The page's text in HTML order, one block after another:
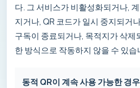
다. 그 서비스가 비활성화되거나,
지거나, QR 코드가 일시 중지되거
구독이 종료되거나, 목적지가 삭제
한 방식으로 작동하지 않을 수 있습
동적 QR이 계속 사용 가능한 경